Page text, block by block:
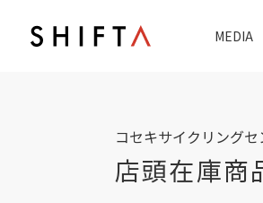
MEDIA
コセキサイクリングセ
店頭在庫商